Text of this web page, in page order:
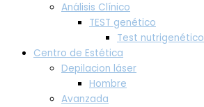
Análisis Clínico
TEST genético
Test nutrigenético
Centro de Estética
Depilacion láser
Hombre
Avanzada